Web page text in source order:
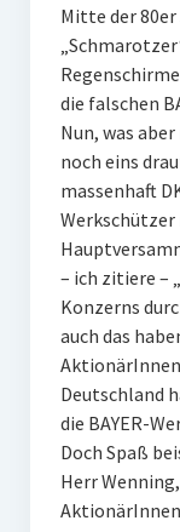
Mitte der
die falschen
Nun, was
noch eins
massenhaft
Werkschützer
– ich zitiere –
Konzerns
auch das
Deutschland
die BAYER-
Doch Spaß
Herr